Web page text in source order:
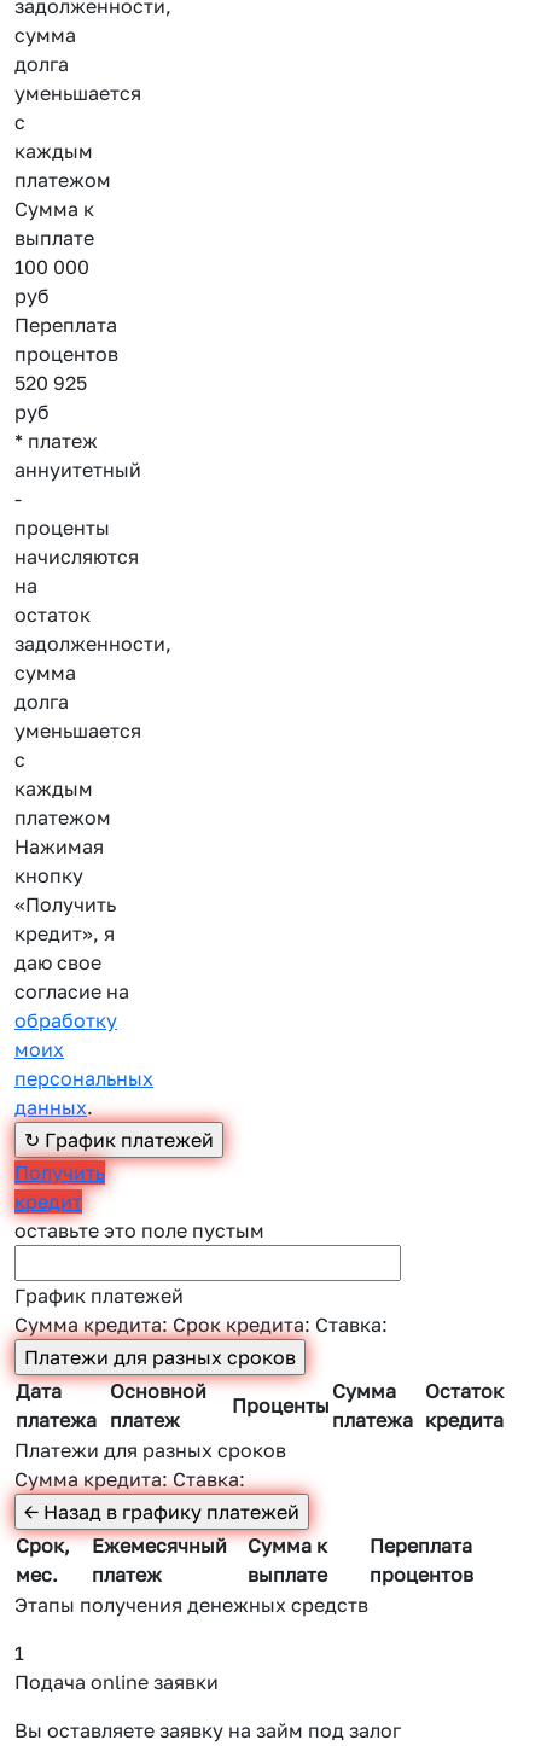
задолженности,
сумма
долга
уменьшается
с
каждым
платежом
Сумма к
выплате
100 000
руб
Переплата
процентов
520 925
руб
* платеж
аннуитетный
-
проценты
начисляются
на
остаток
задолженности,
сумма
долга
уменьшается
с
каждым
платежом
Нажимая
кнопку
«Получить
кредит», я
даю свое
согласие на
обработку
моих
персональных
данных.
Получить
кредит
оставьте это поле пустым
График платежей
Сумма кредита:Срок кредита: Ставка:
Дата
платежа
Основной
платеж
Проценты
Сумма
платежа
Остаток
кредита
Платежи для разных сроков
Сумма кредита:Ставка:
Срок,
мес.
Ежемесячный
платеж
Сумма к
выплате
Переплата
процентов
Этапы получения денежных средств
1
Подача online заявки
Вы оставляете заявку на займ под залог